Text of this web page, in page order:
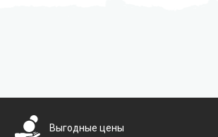
Выгодные цены